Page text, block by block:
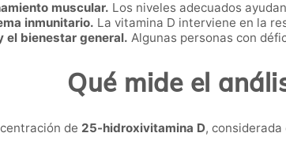
muscular. Los niveles adecuados
inmunitario. La vitamina D interviene en la
el bienestar general. Algunas personas con
Qué mide el
de 25-hidroxivitamina D,